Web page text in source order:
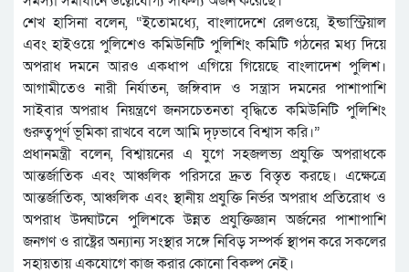
শেখ হাসিনা বলেন, “ইতোমধ্যে, বাংলাদেশে রেলওয়ে, ইন্ডাস্ট্রিয়াল
এবং হাইওয়ে পুলিশেও কমিউনিটি পুলিশিং কমিটি গঠনের মধ্য দিয়ে
অপরাধ দমনে আরও একধাপ এগিয়ে গিয়েছে বাংলাদেশ পুলিশ।
আগামীতেও নারী নির্যাতন, জঙ্গিবাদ ও সন্ত্রাস দমনের পাশাপাশি
সাইবার অপরাধ নিয়ন্ত্রণে জনসচেতনতা বৃদ্ধিতে কমিউনিটি পুলিশিং
গুরুত্বপূর্ণ ভূমিকা রাখবে বলে আমি দৃঢ়ভাবে বিশ্বাস করি।”
প্রধানমন্ত্রী বলেন, বিশ্বায়নের এ যুগে সহজলভ্য প্রযুক্তি অপরাধকে
আন্তর্জাতিক এবং আঞ্চলিক পরিসরে দ্রুত বিস্তৃত করছে। এক্ষেত্রে
আন্তর্জাতিক, আঞ্চলিক এবং স্থানীয় প্রযুক্তি নির্ভর অপরাধ প্রতিরোধ ও
অপরাধ উদ্ঘাটনে পুলিশকে উন্নত প্রযুক্তিজ্ঞান অর্জনের পাশাপাশি
জনগণ ও রাষ্ট্রের অন্যান্য সংস্থার সঙ্গে নিবিড় সম্পর্ক স্থাপন করে সকলের
সহায়তায় একযোগে কাজ করার কোনো বিকল্প নেই।